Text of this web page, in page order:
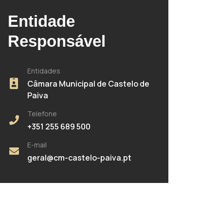
Entidade
Responsável
Entidades
Câmara Municipal de Castelo de
Paiva
Telefone
+351 255 689 500
E-mail
geral@cm-castelo-paiva.pt